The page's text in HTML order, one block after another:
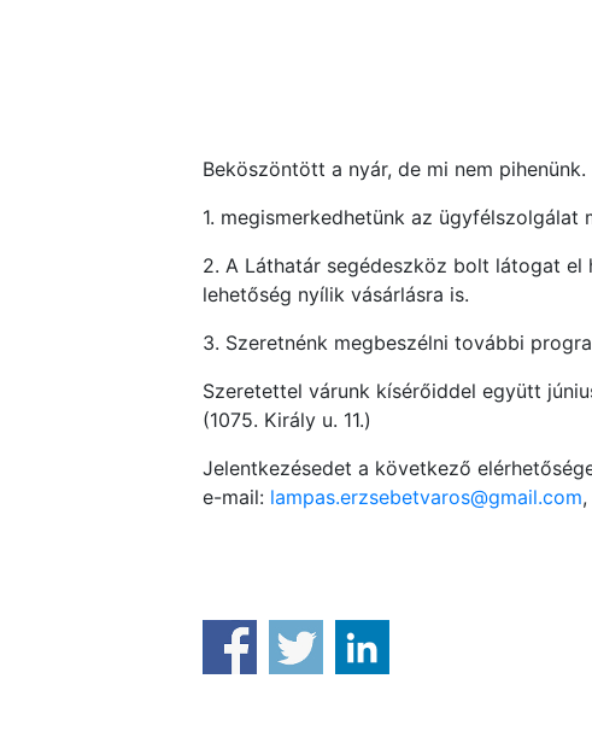
Beköszöntött a nyár, de mi nem
1. megismerkedhetünk az ügyfélszolgálat
2. A Láthatár segédeszköz bolt látogat
lehetőség nyílik vásárlásra is.
3. Szeretnénk megbeszélni további
Szeretettel várunk kísérőiddel együtt
(1075. Király u. 11.)
Jelentkezésedet a következő
e-mail: lampas.erzsebetvaros@gmail.com